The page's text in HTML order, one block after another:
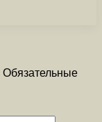
Обязательные